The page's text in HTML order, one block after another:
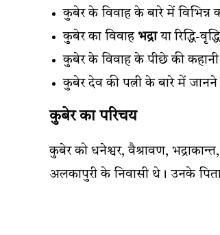
कुबेर के विवाह के बारे में विभिन्न
कुबेर का विवाह भद्राया रिद्धि-
कुबेर के विवाह के पीछे की
कुबेर देव की पत्नी के बारे में
कुबेर का परिचय
कुबेर को धनेश्वर, वैश्रावण,
अलकापुरी के निवासी थे। उनके